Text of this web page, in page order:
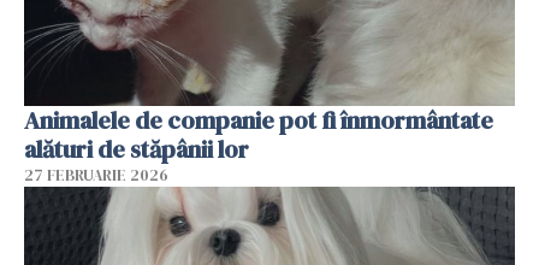
Animalele de companie pot fi înmormântate
alături de stăpânii lor
27 FEBRUARIE 2026